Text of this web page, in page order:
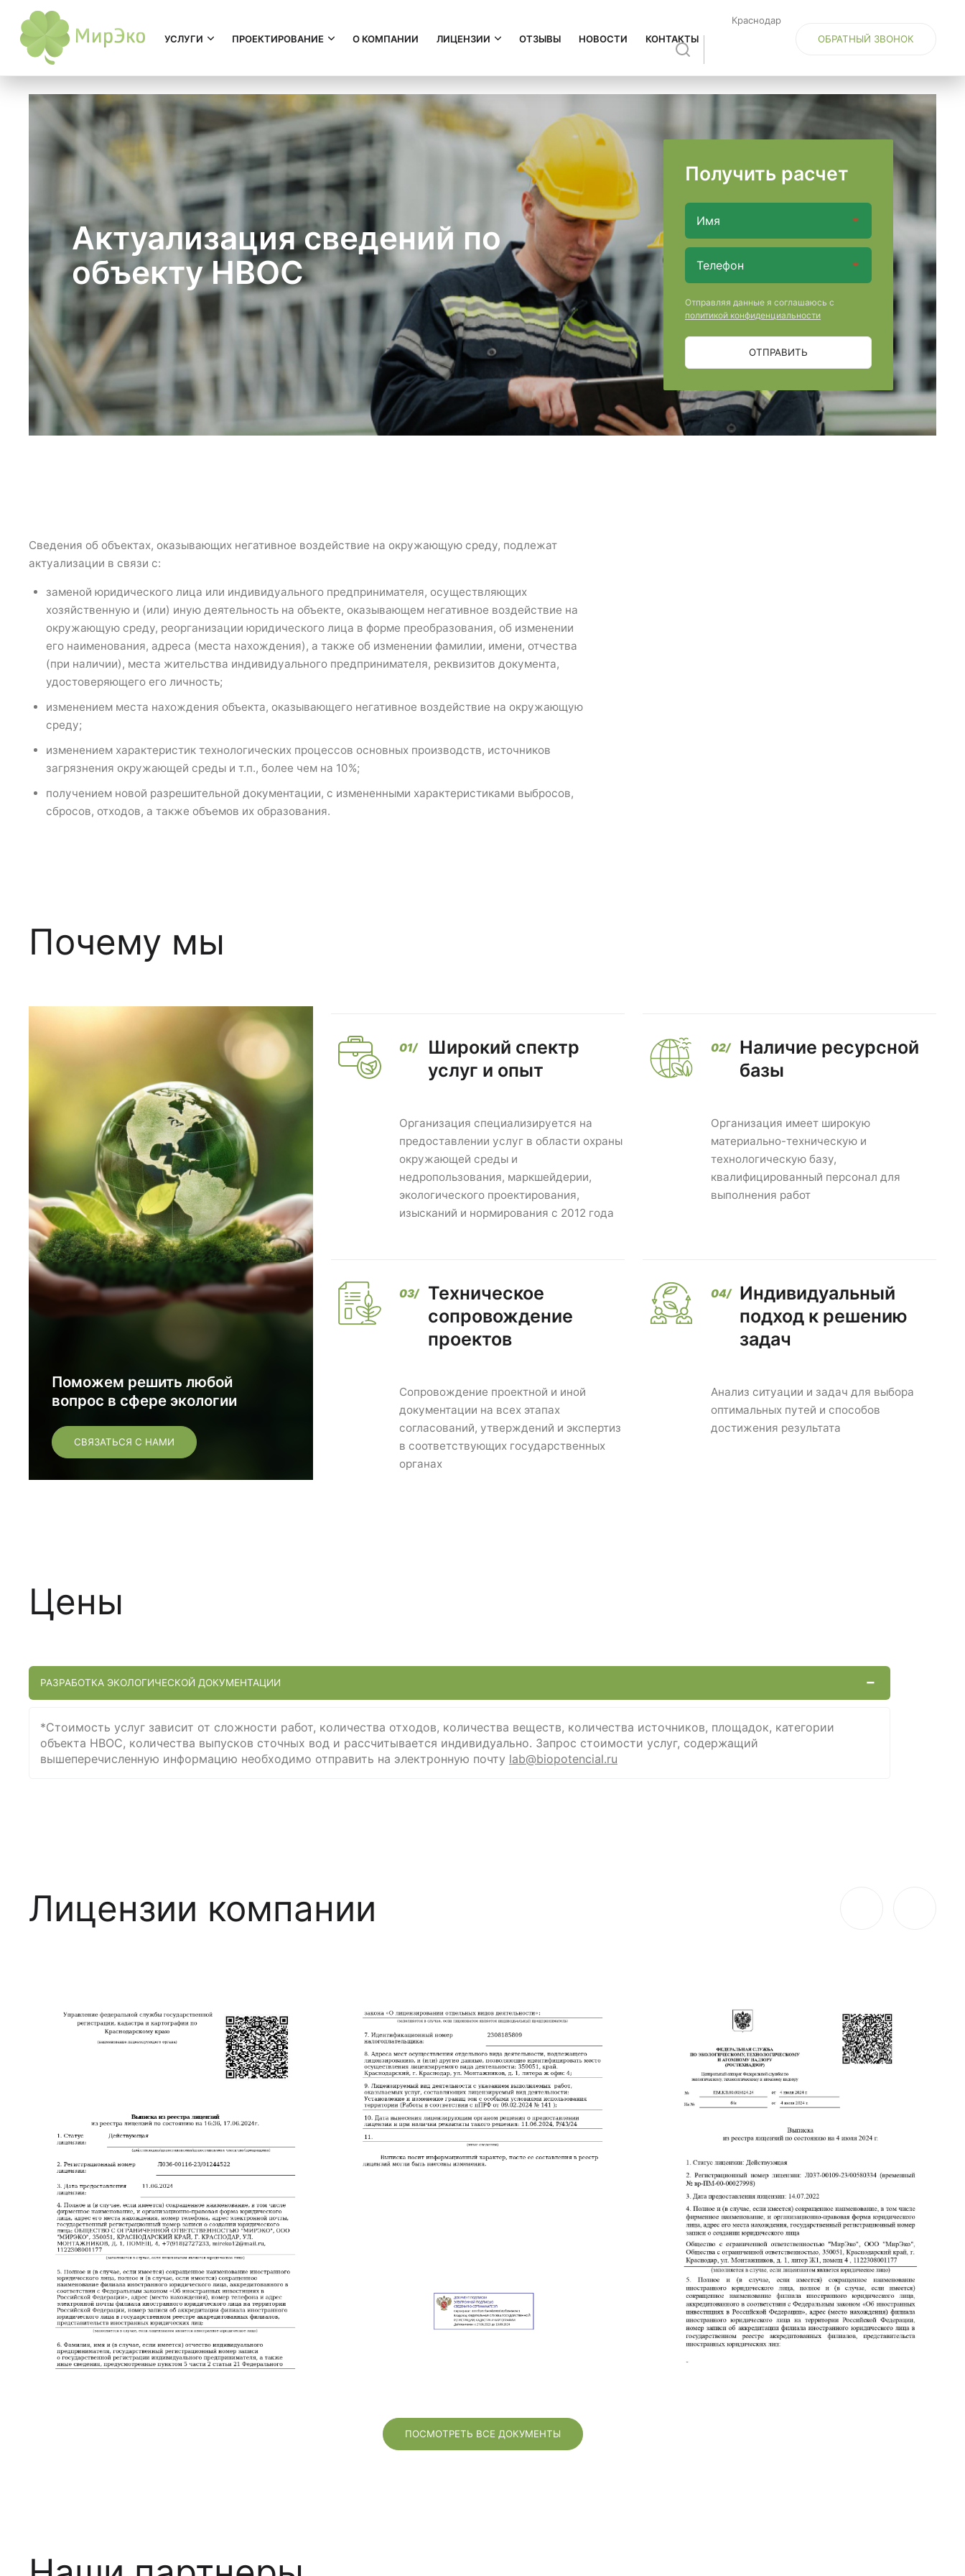
УСЛУГИ ПРОЕКТИРОВАНИЕ О КОМПАНИИ ЛИЦЕНЗИИ ОТЗЫВЫ НОВОСТИ КОНТАКТЫ
Краснодар
ОБРАТНЫЙ ЗВОНОК
Актуализация сведений по
объекту НВОС
Получить расчет
Отправляя данные я соглашаюсь с
политикой конфиденциальности
ОТПРАВИТЬ
Сведения об объектах, оказывающих негативное воздействие на окружающую среду, подлежат
актуализации в связи с:
заменой юридического лица или индивидуального предпринимателя, осуществляющих
хозяйственную и (или) иную деятельность на объекте, оказывающем негативное воздействие на
окружающую среду, реорганизации юридического лица в форме преобразования, об изменении
его наименования, адреса (места нахождения), а также об изменении фамилии, имени, отчества
(при наличии), места жительства индивидуального предпринимателя, реквизитов документа,
удостоверяющего его личность;
изменением места нахождения объекта, оказывающего негативное воздействие на окружающую
среду;
изменением характеристик технологических процессов основных производств, источников
загрязнения окружающей среды и т.п., более чем на 10%;
получением новой разрешительной документации, с измененными характеристиками выбросов,
сбросов, отходов, а также объемов их образования.
Почему мы
Поможем решить любой
вопрос в сфере экологии
СВЯЗАТЬСЯ С НАМИ
Широкий спектр
услуг и опыт
Организация специализируется на
предоставлении услуг в области охраны
окружающей среды и
недропользования, маркшейдерии,
экологического проектирования,
изысканий и нормирования с 2012 года
Наличие ресурсной
базы
Организация имеет широкую
материально-техническую и
технологическую базу,
квалифицированный персонал для
выполнения работ
Техническое
сопровождение
проектов
Сопровождение проектной и иной
документации на всех этапах
согласований, утверждений и экспертиз
в соответствующих государственных
органах
Индивидуальный
подход к решению
задач
Анализ ситуации и задач для выбора
оптимальных путей и способов
достижения результата
Цены
РАЗРАБОТКА ЭКОЛОГИЧЕСКОЙ ДОКУМЕНТАЦИИ
*Стоимость услуг зависит от сложности работ, количества отходов, количества веществ, количества источников, площадок, категории
объекта НВОС, количества выпусков сточных вод и рассчитывается индивидуально. Запрос стоимости услуг, содержащий
вышеперечисленную информацию необходимо отправить на электроннyю почту lab@biopotencial.ru
Лицензии компании
ПОСМОТРЕТЬ ВСЕ ДОКУМЕНТЫ